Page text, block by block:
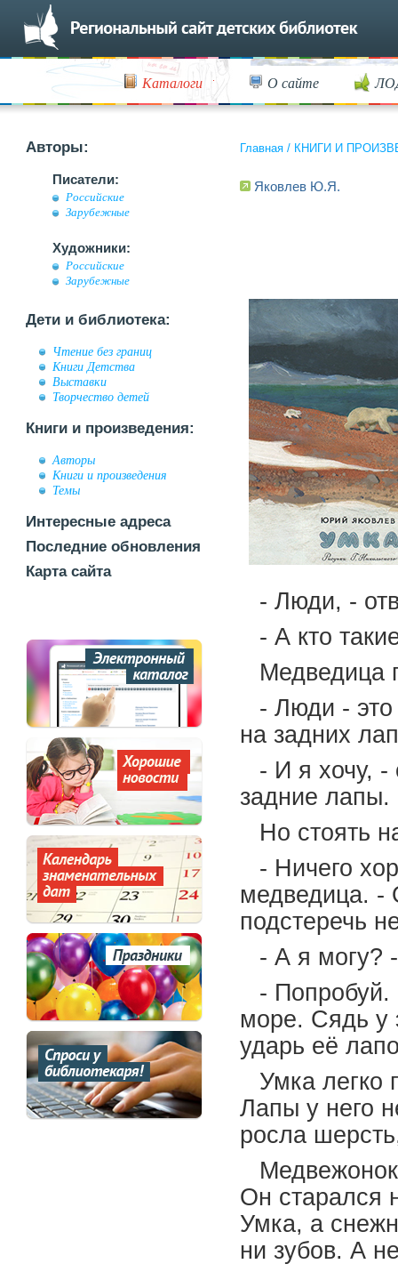
Каталоги О сайте
Авторы:
Писатели:
Российские
Зарубежные
Художники:
Российские
Зарубежные
Дети и библиотека:
Чтение без границ
Книги Детства
Выставки
Творчество детей
Книги и произведения:
Авторы
Книги и произведения
Темы
Интересные адреса
Последние обновления
Карта сайта
Главная / КНИГИ И
Яковлев Ю.Я.
- Люди, -
- А кто
Медведица
- Люди - это
на задних
- И я хочу, -
задние лапы.
Но стоять
- Ничего
медведица. -
подстеречь
- А я могу?
- Попробуй.
море. Сядь у
ударь её
Умка легко
Лапы у него
росла
Он старался
Умка, а
ни зубов. А